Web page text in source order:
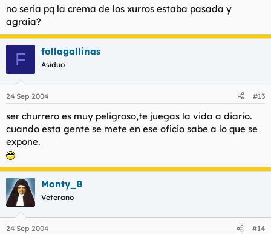
no seria pq la crema de los xurros estaba pasada y
agraia?
F follagallinas
Asiduo
24 Sep 2004 #13
ser churrero es muy peligroso,te juegas la vida a diario.
cuando esta gente se mete en ese oficio sabe a lo que se
expone.
Monty_B
Veterano
24 Sep 2004 #14